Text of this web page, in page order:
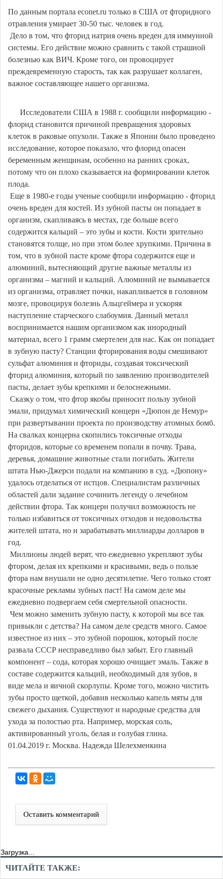
По данным портала econet.ru только в США от фторидного
отравления умирает 30-50 тыс. человек в год.
Дело в том, что фторид натрия очень вреден для иммунной
системы. Его действие можно сравнить с такой страшной
болезнью как ВИЧ. Кроме того, он провоцирует
преждевременную старость, так как разрушает коллаген,
важное составляющее нашего организма.
Исследователи США в 1988 г. сообщили информацию -
флорид становится причиной превращения здоровых
клеток в раковые опухоли. Также в Японии было проведено
исследование, которое показало, что флорид опасен
беременным женщинам, особенно на ранних сроках,
потому что он плохо сказывается на формировании клеток
плода.
Еще в 1980-е годы ученые сообщили информацию - фторид
очень вреден для костей. Из зубной пасты он попадает в
организм, скапливаясь в местах, где больше всего
содержится кальций – это зубы и кости. Кости зрительно
становятся толще, но при этом более хрупкими. Причина в
том, что в зубной пасте кроме фтора содержится еще и
алюминий, вытесняющий другие важные металлы из
организма – магний и кальций. Алюминий не вымывается
из организма, отравляет почки, накапливается в головном
мозге, провоцируя болезнь Альцгеймера и ускоряя
наступление старческого слабоумия. Данный металл
воспринимается нашим организмом как инородный
материал, всего 1 грамм смертелен для нас. Как он попадает
в зубную пасту? Станции фторирования воды смешивают
сульфат алюминия и фториды, создавая токсический
фторид алюминия, который по заявлению производителей
пасты, делает зубы крепкими и белоснежными.
Сказку о том, что фтор якобы приносит пользу зубной
эмали, придумал химический концерн «Дюпон де Немур»
при развертывании проекта по производству атомных бомб.
На свалках концерна скопились токсичные отходы
фторидов, которые со временем попали в почву. Трава,
деревья, домашние животные стали погибать. Жители
штата Нью-Джерси подали на компанию в суд. «Дюпону»
удалось отделаться от истцов. Специалистам различных
областей дали задание сочинить легенду о лечебном
действии фтора. Так концерн получил возможность не
только избавиться от токсичных отходов и недовольства
жителей штата, но и зарабатывать миллиарды долларов в
год.
Миллионы людей верят, что ежедневно укрепляют зубы
фтором, делая их крепкими и красивыми, ведь о пользе
фтора нам внушали не одно десятилетие. Чего только стоят
красочные рекламы зубных паст! На самом деле мы
ежедневно подвергаем себя смертельной опасности.
Чем можно заменить зубную пасту, к которой мы все так
привыкли с детства? На самом деле средств много. Самое
известное из них – это зубной порошок, который после
развала СССР несправедливо был забыт. Его главный
компонент – сода, которая хорошо очищает эмаль. Также в
составе содержится кальций, необходимый для зубов, в
виде мела и яичной скорлупы. Кроме того, можно чистить
зубы просто щеткой, добавив несколько капель мяты для
свежего дыхания. Существуют и народные средства для
ухода за полостью рта. Например, морская соль,
активированный уголь, белая и голубая глина.
01.04.2019 г. Москва. Надежда Шелехменкина
Оставить комментарий
Загрузка...
ЧИТАЙТЕ ТАКЖЕ: